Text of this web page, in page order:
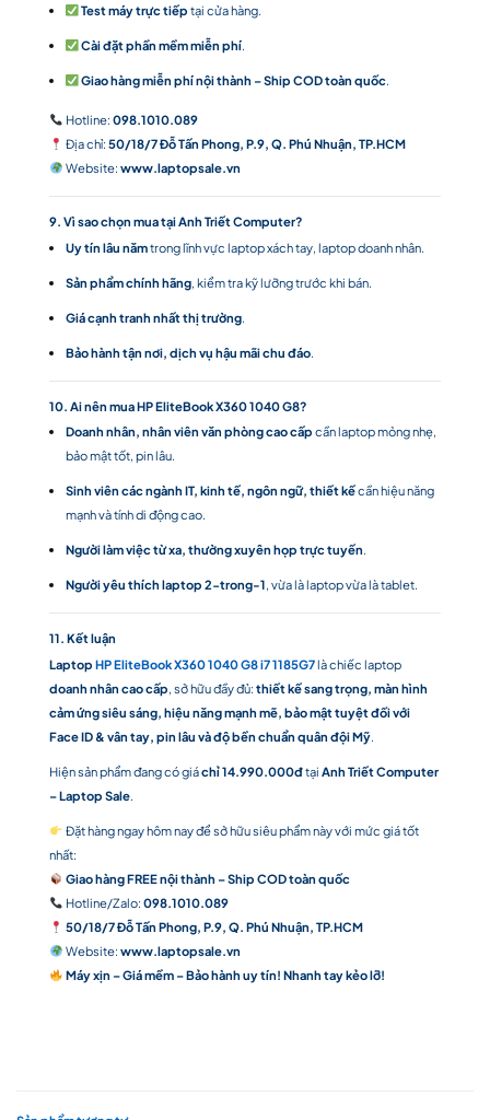
Test máy trực tiếp tại cửa hàng.
Cài đặt phần mềm miễn phí
Giao hàng miễn phí nội thành – Ship COD toàn quốc
Hotline: 098.1010.089
Địa chỉ: 50/18/7 Đỗ Tấn Phong, P.9, Q. Phú Nhuận, TP.HCM
Website: www.laptopsale.vn
9. Vì sao chọn mua tại Anh Triết Computer?
Uy tín lâu nămtrong lĩnh vực laptop xách tay, laptop doanh nhân.
Sản phẩm chính hãng, kiểm tra kỹ lưỡng trước khi bán.
Giá cạnh tranh nhất thị trường.
Bảo hành tận nơi, dịch vụ hậu mãi chu đáo.
10. Ai nên mua HP EliteBook X360 1040 G8?
Doanh nhân, nhân viên văn phòng cao cấp cần laptop mỏng nhẹ,
bảo mật tốt, pin lâu.
Sinh viên các ngành IT, kinh tế, ngôn ngữ, thiết kếcần hiệu năng
mạnh và tính di động cao.
Người làm việc từ xa, thường xuyên họp trực tuyến.
Người yêu thích laptop 2-trong-1, vừa là laptop vừa là tablet.
11. Kết luận
Laptop HPEliteBook X360 1040 G8 i7 1185G7là chiếc laptop
doanh nhân cao cấp, sở hữu đầy đủ: thiết kế sang trọng, màn hình
cảm ứng siêu sáng, hiệu năng mạnh mẽ, bảo mật tuyệt đối với
Face ID & vân tay, pin lâu và độ bền chuẩn quân đội Mỹ.
Hiện sản phẩm đang có giáchỉ 14.990.000đtại Anh Triết Computer
– Laptop Sale.
Đặt hàng ngay hôm nay để sở hữu siêu phẩm này với mức giá tốt
nhất:
Giao hàng FREE nội thành – Ship COD toàn quốc
Hotline/Zalo: 098.1010.089
50/18/7 Đỗ Tấn Phong, P.9, Q. Phú Nhuận, TP.HCM
Website: www.laptopsale.vn
Máy xịn – Giá mềm – Bảo hành uy tín! Nhanh tay kẻo lỡ!